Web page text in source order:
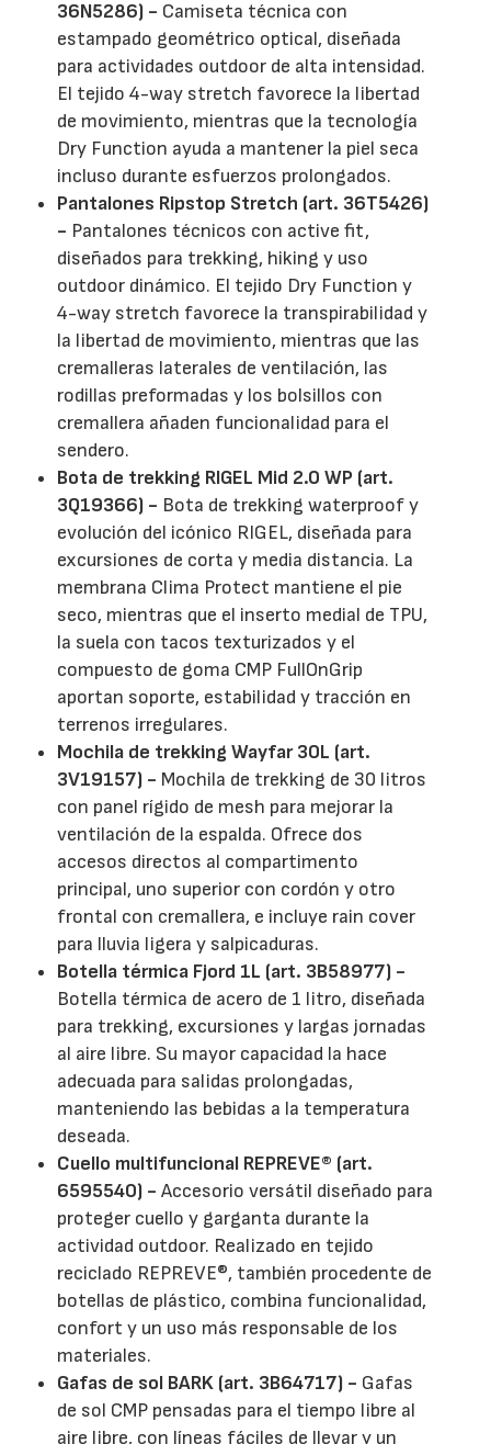
36N5286) - Camiseta técnica con
estampado geométrico optical, diseñada
para actividades outdoor de alta intensidad.
El tejido 4-way stretch favorece la libertad
de movimiento, mientras que la tecnología
Dry Function ayuda a mantener la piel seca
incluso durante esfuerzos prolongados.
Pantalones Ripstop Stretch (art. 36T5426)
- Pantalones técnicos con active fit,
diseñados para trekking, hiking y uso
outdoor dinámico. El tejido Dry Function y
4-way stretch favorece la transpirabilidad y
la libertad de movimiento, mientras que las
cremalleras laterales de ventilación, las
rodillas preformadas y los bolsillos con
cremallera añaden funcionalidad para el
sendero.
Bota de trekking RIGEL Mid 2.0 WP (art.
3Q19366) - Bota de trekking waterproof y
evolución del icónico RIGEL, diseñada para
excursiones de corta y media distancia. La
membrana Clima Protect mantiene el pie
seco, mientras que el inserto medial de TPU,
la suela con tacos texturizados y el
compuesto de goma CMP FullOnGrip
aportan soporte, estabilidad y tracción en
terrenos irregulares.
Mochila de trekking Wayfar 30L (art.
3V19157) - Mochila de trekking de 30 litros
con panel rígido de mesh para mejorar la
ventilación de la espalda. Ofrece dos
accesos directos al compartimento
principal, uno superior con cordón y otro
frontal con cremallera, e incluye rain cover
para lluvia ligera y salpicaduras.
Botella térmica Fjord 1L (art. 3B58977) -
Botella térmica de acero de 1 litro, diseñada
para trekking, excursiones y largas jornadas
al aire libre. Su mayor capacidad la hace
adecuada para salidas prolongadas,
manteniendo las bebidas a la temperatura
deseada.
Cuello multifuncional REPREVE® (art.
6595540) - Accesorio versátil diseñado para
proteger cuello y garganta durante la
actividad outdoor. Realizado en tejido
reciclado REPREVE®, también procedente de
botellas de plástico, combina funcionalidad,
confort y un uso más responsable de los
materiales.
Gafas de sol BARK (art. 3B64717) - Gafas
de sol CMP pensadas para el tiempo libre al
aire libre, con líneas fáciles de llevar y un